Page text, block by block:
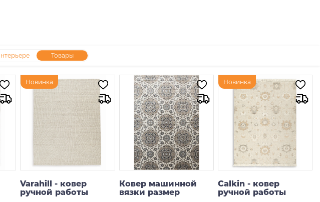
Товары
Новинка
Varahill - ковер
ручной работы
Ковер машинной
вязки размер
Новинка
Calkin - ковер
ручной работы